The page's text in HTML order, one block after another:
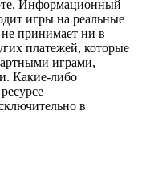
Информационный
игры на реальные
принимает ни в
платежей, которые
играми,
Какие-либо
в